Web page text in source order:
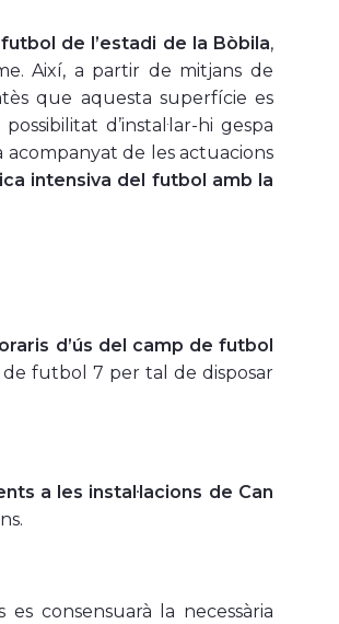
de l’estadi de la Bòbila,
Així, a partir de mitjans de
que aquesta superfície es
d’instal·lar-hi gespa
acompanyat de les actuacions
intensiva del futbol amb la
d’ús del camp de futbol
de futbol 7 per tal de disposar
a les instal·lacions de Can
consensuarà la necessària